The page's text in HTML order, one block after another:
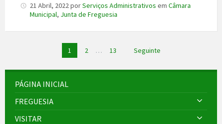
21 Abril, 2022porServiços Administrativos em Câmara
Municipal, Junta de Freguesia
conteúdos
1 2 … 13 Seguinte
PÁGINA INICIAL
FREGUESIA
VISITAR